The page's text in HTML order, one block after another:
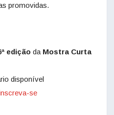
promovidas.
edição da Mostra Curta
disponível
se